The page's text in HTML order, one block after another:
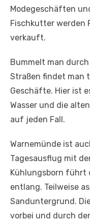
Modegeschäften
Fischkutter werden
verkauft.
Bummelt man
Straßen findet man
Geschäfte. Hier ist
Wasser und die
auf jeden Fall.
Warnemünde ist
Tagesausflug mit
Kühlungsborn führt
entlang. Teilweise
Sanduntergrund.
vorbei und durch